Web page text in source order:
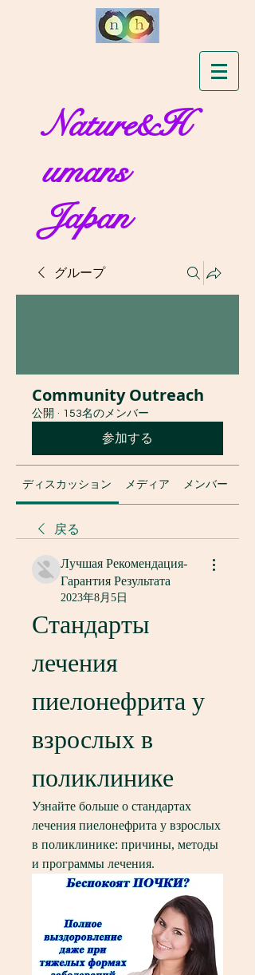
Nature&H
umans
Japan
グループ
Community Outreach
公開 · 153名のメンバー
参加する
ディスカッション メディア メンバー
戻る
Лучшая Рекомендация-
Гарантия Результата
2023年8月5日
Стандарты
лечения
пиелонефрита у
взрослых в
поликлинике
Узнайте больше о стандартах
лечения пиелонефрита у взрослых
в поликлинике: причины, методы
и программы лечения.